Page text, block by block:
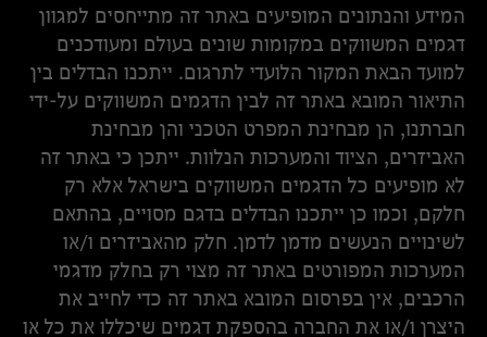
המידע והנתונים המופיעים באתר זה מתייחסים למגוון
דגמים המשווקים במקומות שונים בעולם ומעודכנים
למועד הבאת המקור הלועדי לתרגום. ייתכנו הבדלים בין
התיאור המובא באתר זה לבין הדגמים המשווקים על-ידי
חברתנו, הן מבחינת המפרט הטכני והן מבחינת
האביזרים, הציוד והמערכות הנלוות. ייתכן כי באתר זה
לא מופיעים כל הדגמים המשווקים בישראל אלא רק
חלקם, וכמו כן ייתכנו הבדלים בדגם מסויים, בהתאם
לשינויים הנעשים מדמן לדמן. חלק מהאביזרים ו/או
המערכות המפורטים באתר זה מצוי רק בחלק מדגמי
הרכבים, אין בפרסום המובא באתר זה כדי לחייב את
היצרן ו/או את החברה בהספקת דגמים שיכללו את כל או